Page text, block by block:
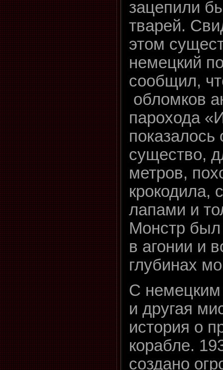
зацепили
тварей.
этом
немецкий
сообщил,
обломков
парохода
показалось
существо,
метров,
крокодила,
лапами и
Монстр был
в агонии и
глубинах
С
и другая
история о
корабле.
создано